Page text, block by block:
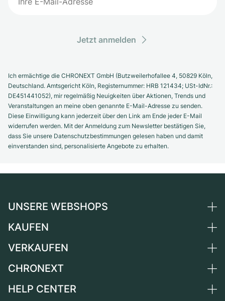
Jetzt anmelden
Ich ermächtige die CHRONEXT GmbH (Butzweilerhofallee 4, 50829 Köln,
Deutschland. Amtsgericht Köln, Registernummer: HRB 121434; USt-IdNr.:
DE451441052), mir regelmäßig Neuigkeiten über Aktionen, Trends und
Veranstaltungen an meine oben genannte E-Mail-Adresse zu senden.
Diese Einwilligung kann jederzeit über den Link am Ende jeder E-Mail
widerrufen werden. Mit der Anmeldung zum Newsletter bestätigen Sie,
dass Sie unsere Datenschutzbestimmungen gelesen haben und damit
einverstanden sind, personalisierte Angebote zu erhalten.
UNSERE WEBSHOPS
Deutschland
Schweiz
Frankreich
KAUFEN
Alle Luxusuhren
Independent Brands
VERKAUFEN
Uhr verkaufen
CHRONEXT
Über uns
HELP CENTER